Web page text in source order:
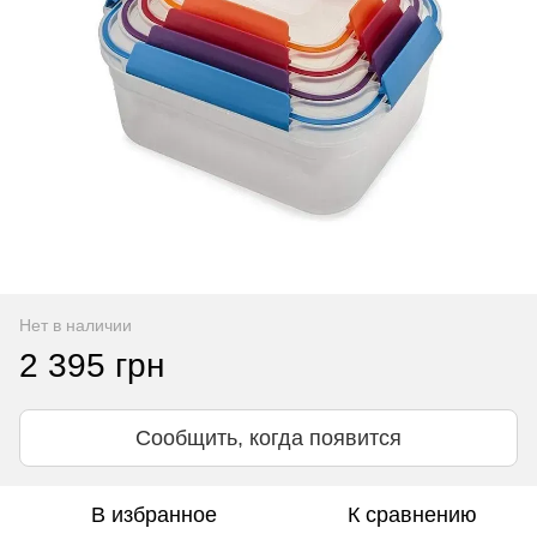
Нет в наличии
2 395 грн
Сообщить, когда появится
В избранное К сравнению